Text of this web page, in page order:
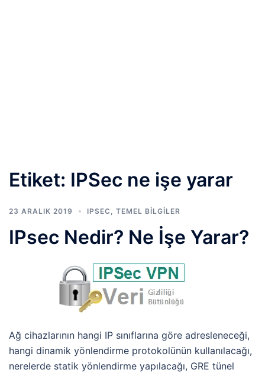
Etiket: IPSec ne işe yarar
23 ARALIK 2019 IPSEC TEMEL BİLGİLER
IPsec Nedir? Ne İşe Yarar?
Ağ cihazlarının hangi IP sınıflarına göre adresleneceği,
hangi dinamik yönlendirme protokolünün kullanılacağı,
nerelerde statik yönlendirme yapılacağı, GRE tünel